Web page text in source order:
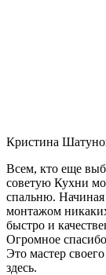
Кристина
Всем, кто еще
советую Кухни
спальню. Начиная
монтажом
быстро и
Огромное
Это мастер
здесь.